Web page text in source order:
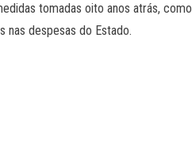
tomadas oito anos atrás, como
nas despesas do Estado.